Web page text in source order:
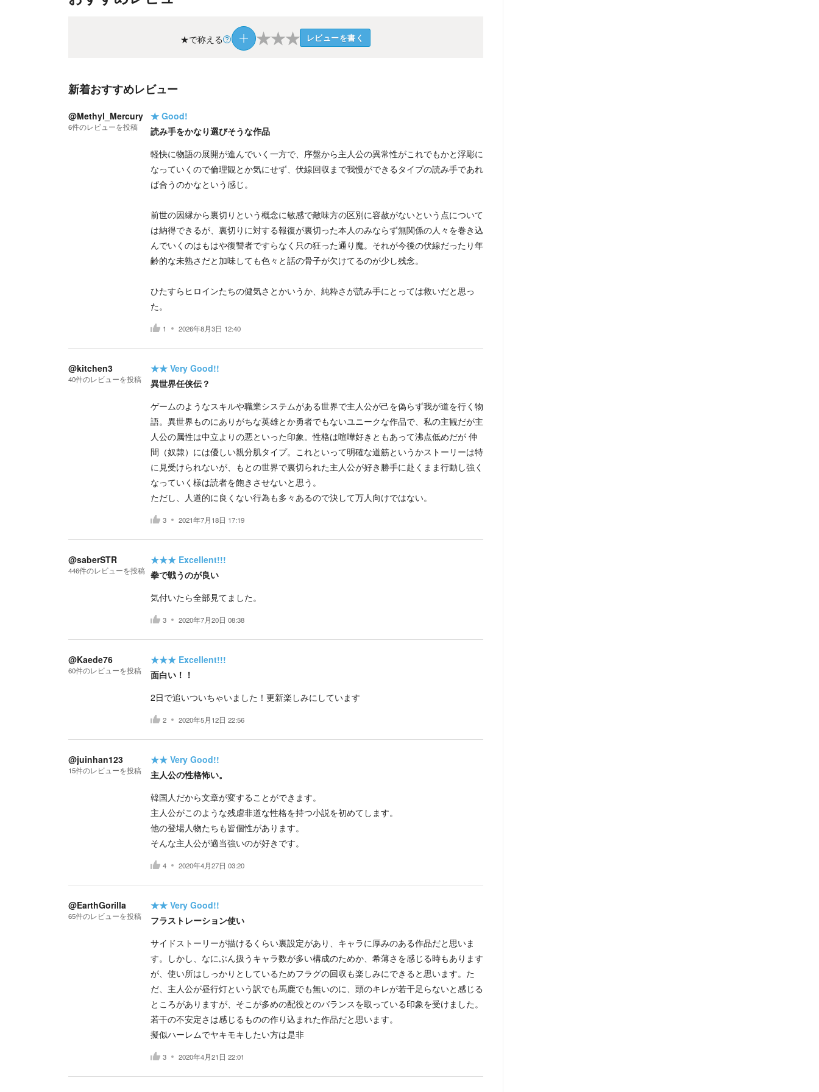
★で称える ★★★ レビューを書く
新着おすすめレビュー
@Methyl_Mercury
6件のレビューを投稿
★ Good!
読み手をかなり選びそうな作品
軽快に物語の展開が進んでいく一方で、序盤から主人公の異常性がこれでもかと浮彫に
なっていくので倫理観とか気にせず、伏線回収まで我慢ができるタイプの読み手であれ
ば合うのかなという感じ。
前世の因縁から裏切りという概念に敏感で敵味方の区別に容赦がないという点について
は納得できるが、裏切りに対する報復が裏切った本人のみならず無関係の人々を巻き込
んでいくのはもはや復讐者ですらなく只の狂った通り魔。それが今後の伏線だったり年
齢的な未熟さだと加味しても色々と話の骨子が欠けてるのが少し残念。
ひたすらヒロインたちの健気さとかいうか、純粋さが読み手にとっては救いだと思っ
た。
1 2026年8月3日 12:40
@kitchen3
40件のレビューを投稿
★★ Very Good!!
異世界任侠伝？
ゲームのようなスキルや職業システムがある世界で主人公が己を偽らず我が道を行く物
語。異世界ものにありがちな英雄とか勇者でもないユニークな作品で、私の主観だが主
人公の属性は中立よりの悪といった印象。性格は喧嘩好きともあって沸点低めだが 仲
間（奴隷）には優しい親分肌タイプ。これといって明確な道筋というかストーリーは特
に見受けられないが、もとの世界で裏切られた主人公が好き勝手に赴くまま行動し強く
なっていく様は読者を飽きさせないと思う。
ただし、人道的に良くない行為も多々あるので決して万人向けではない。
3 2021年7月18日 17:19
@saberSTR
446件のレビューを投稿
★★★ Excellent!!!
拳で戦うのが良い
気付いたら全部見てました。
3 2020年7月20日 08:38
@Kaede76
60件のレビューを投稿
★★★ Excellent!!!
面白い！！
2日で追いついちゃいました！更新楽しみにしています
2 2020年5月12日 22:56
@juinhan123
15件のレビューを投稿
★★ Very Good!!
主人公の性格怖い。
韓国人だから文章が変することができます。
主人公がこのような残虐非道な性格を持つ小説を初めてします。
他の登場人物たちも皆個性があります。
そんな主人公が適当強いのが好きです。
4 2020年4月27日 03:20
@EarthGorilla
65件のレビューを投稿
★★ Very Good!!
フラストレーション使い
サイドストーリーが描けるくらい裏設定があり、キャラに厚みのある作品だと思いま
す。しかし、なにぶん扱うキャラ数が多い構成のためか、希薄さを感じる時もあります
が、使い所はしっかりとしているためフラグの回収も楽しみにできると思います。た
だ、主人公が昼行灯という訳でも馬鹿でも無いのに、頭のキレが若干足らないと感じる
ところがありますが、そこが多めの配役とのバランスを取っている印象を受けました。
若干の不安定さは感じるものの作り込まれた作品だと思います。
擬似ハーレムでヤキモキしたい方は是非
3 2020年4月21日 22:01